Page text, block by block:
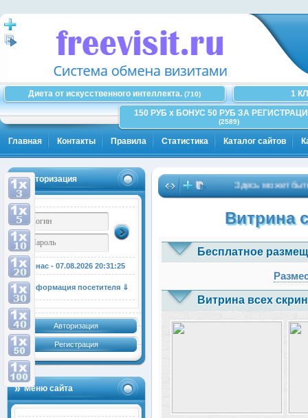
Диета от искусственного интеллекта. (710)
1
150 РУБ x БОНУС 50 РУБ ЗА
(2589)
Главная Контакты Правила Статистика Каталог сайтов
Авторизация
У нас - 07.08.2026 20:31:25
Информация посетителя ⇓
Авторизация
Регистрация
Меню сайта
Здесь может быть
Витрина
Бесплатное
Витрина всех